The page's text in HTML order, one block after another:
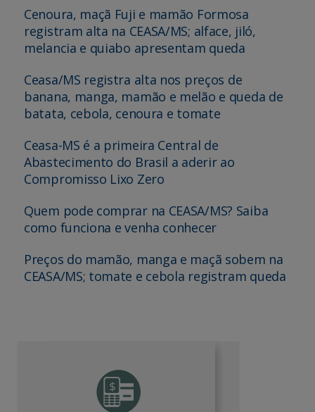
Cenoura, maçã Fuji e mamão Formosa
registram alta na CEASA/MS; alface, jiló,
melancia e quiabo apresentam queda
Ceasa/MS registra alta nos preços de
banana, manga, mamão e melão e queda de
batata, cebola, cenoura e tomate
Ceasa-MS é a primeira Central de
Abastecimento do Brasil a aderir ao
Compromisso Lixo Zero
Quem pode comprar na CEASA/MS? Saiba
como funciona e venha conhecer
Preços do mamão, manga e maçã sobem na
CEASA/MS; tomate e cebola registram queda